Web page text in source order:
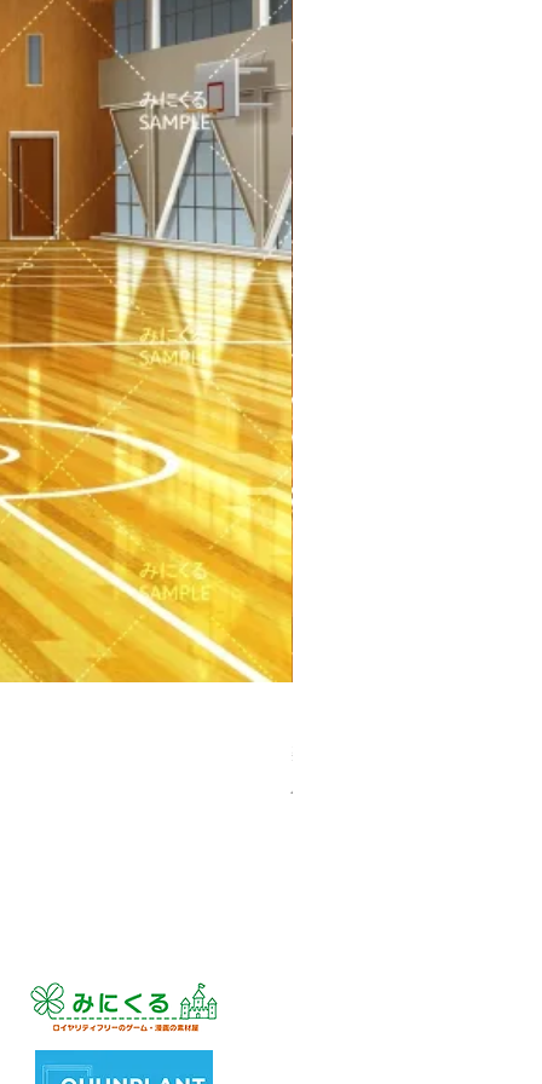
Price
¥3,300
Sales Tax Included